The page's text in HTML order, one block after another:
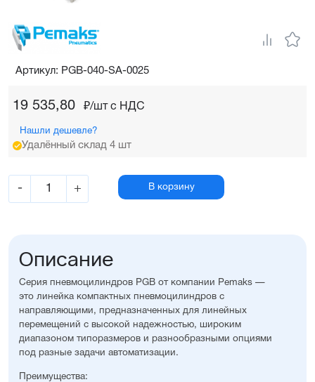
19 535,80 ₽/шт c НДС
Нашли дешевле?
Удалённый склад 4 шт
- + В корзину
Артикул: PGB-040-SA-0025
Описание
Серия пневмоцилиндров PGB от компании Pemaks —
это линейка компактных пневмоцилиндров с
направляющими, предназначенных для линейных
перемещений с высокой надежностью, широким
диапазоном типоразмеров и разнообразными опциями
под разные задачи автоматизации.
Преимущества: